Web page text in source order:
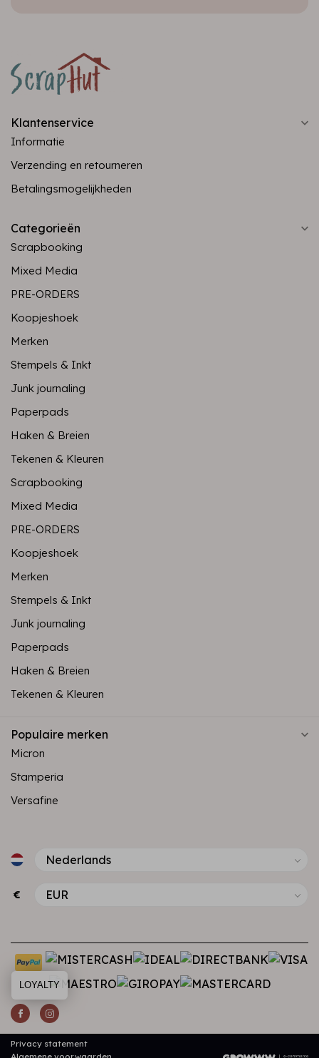
Klantenservice
Informatie
Verzending en retourneren
Betalingsmogelijkheden
Categorieën
Scrapbooking
Mixed Media
PRE-ORDERS
Koopjeshoek
Merken
Stempels & Inkt
Junk journaling
Paperpads
Haken & Breien
Tekenen & Kleuren
Scrapbooking
Mixed Media
PRE-ORDERS
Koopjeshoek
Merken
Stempels & Inkt
Junk journaling
Paperpads
Haken & Breien
Tekenen & Kleuren
Populaire merken
Micron
Stamperia
Versafine
€
Privacy statement
LOYALTY